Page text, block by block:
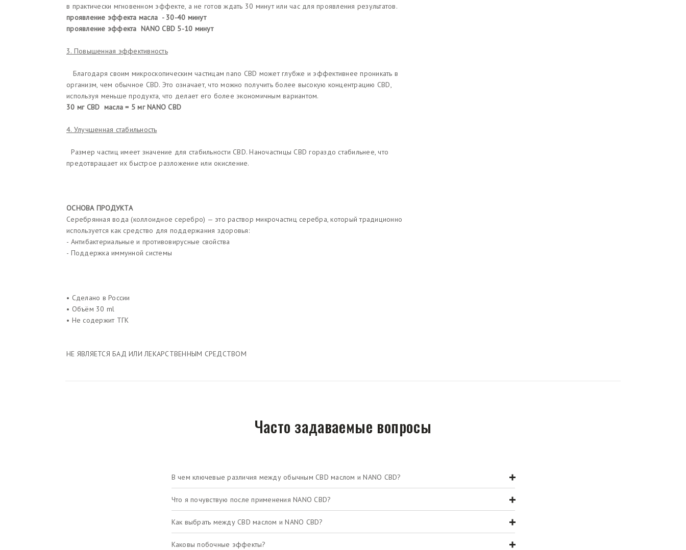
в практически мгновенном эффекте, а не готов ждать 30 минут или час для проявления результатов.
проявление эффекта масла - 30-40 минут
проявление эффекта NANO CBD 5-10 минут
3. Повышенная эффективность
Благодаря своим микроскопическим частицам nano CBD может глубже и эффективнее проникать в
организм, чем обычное CBD. Это означает, что можно получить более высокую концентрацию CBD,
используя меньше продукта, что делает его более экономичным вариантом.
30 мг CBD масла = 5 мг NANO CBD
4. Улучшенная стабильность
Размер частиц имеет значение для стабильности CBD. Наночастицы CBD гораздо стабильнее, что
предотвращает их быстрое разложение или окисление.
ОСНОВА ПРОДУКТА
Серебрянная вода (коллоидное серебро) — это раствор микрочастиц серебра, который традиционно
используется как средство для поддержания здоровья:
- Антибактериальные и противовирусные свойства
- Поддержка иммунной системы
• Сделано в России
• Объём 30 ml
• Не содержит ТГК
НЕ ЯВЛЯЕТСЯ БАД ИЛИ ЛЕКАРСТВЕННЫМ СРЕДСТВОМ
Часто задаваемые вопросы
В чем ключевые различия между обычным CBD маслом и NANO CBD?
Что я почувствую после применения NANO CBD?
Как выбрать между CBD маслом и NANO CBD?
Каковы побочные эффекты?